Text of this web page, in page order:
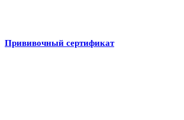
Прививочный сертификат